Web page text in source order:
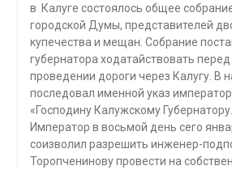
в Калуге состоялось общее
городской Думы, представителей
купечества и мещан. Собрание
губернатора ходатайствовать
проведении дороги через Калугу. В
последовал именной указ
«Господину Калужскому
Император в восьмой день сего
соизволил разрешить инженер-
Торопченинову провести на